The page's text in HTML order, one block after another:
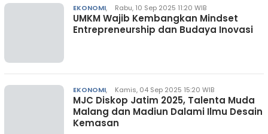
EKONOMI, Rabu, 10 Sep 2025 11:20 WIB
UMKM Wajib Kembangkan Mindset
Entrepreneurship dan Budaya Inovasi
EKONOMI, Kamis, 04 Sep 2025 15:20 WIB
MJC Diskop Jatim 2025, Talenta Muda
Malang dan Madiun Dalami Ilmu Desain
Kemasan